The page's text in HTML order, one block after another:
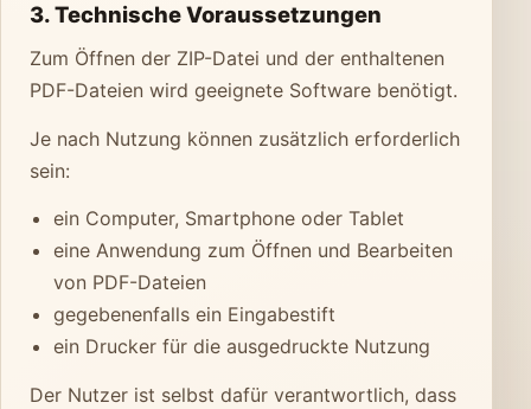
3. Technische Voraussetzungen
Zum Öffnen der ZIP-Datei und der enthaltenen
PDF-Dateien wird geeignete Software benötigt.
Je nach Nutzung können zusätzlich erforderlich
sein:
ein Computer, Smartphone oder Tablet
eine Anwendung zum Öffnen und Bearbeiten
von PDF-Dateien
gegebenenfalls ein Eingabestift
ein Drucker für die ausgedruckte Nutzung
Der Nutzer ist selbst dafür verantwortlich, dass